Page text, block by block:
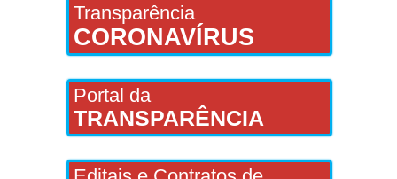
Transparência
CORONAVÍRUS
Portal da
TRANSPARÊNCIA